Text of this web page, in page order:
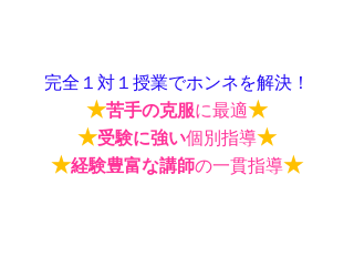
完全１対１授業でホンネを解決！
★苦手の克服に最適★
★受験に強い個別指導★
★経験豊富な講師の一貫指導★